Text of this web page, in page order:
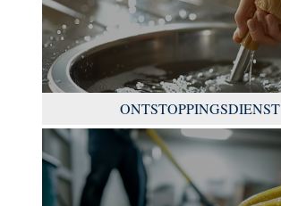
ONTSTOPPINGSDIENST